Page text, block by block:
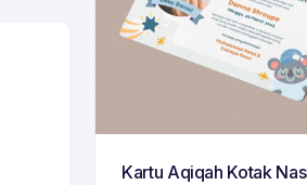
Kartu Aqiqah Kotak